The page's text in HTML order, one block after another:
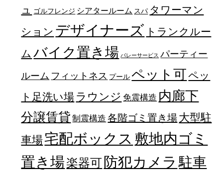
ュ
ゴルフレンジ シアタールーム スパ タワーマン
ション デザイナーズ トランクルー
ム バイク置き場 バレーサービス パーティー
ルーム フィットネス プール ペット可ペッ
ト足洗い場 ラウンジ 免震構造 内廊下
分譲賃貸 制震構造 各階ゴミ置き場大型駐
車場宅配ボックス 敷地内ゴミ
置き場楽器可防犯カメラ 駐車